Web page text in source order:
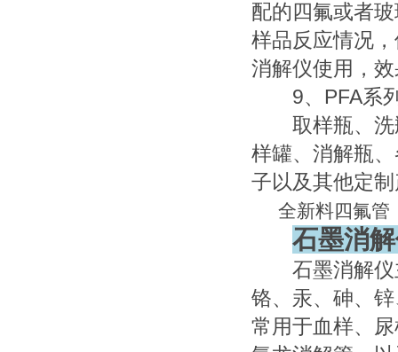
配的四氟或者
样品反应情况
消解仪使用，
9、PFA系
取样瓶、洗
样罐、消解瓶
子以及其他定
全新料四氟管
石墨消
石墨消解仪
铬、汞、砷、
常用于血样、